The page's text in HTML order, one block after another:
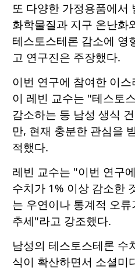
또 다양한 가정용품에서
화학물질과 지구 온난화
테스토스테론 감소에 영
고 연구진은 주장했다.
이번 연구에 참여한 이
이 레빈 교수는 "테스토
감소하는 등 남성 생식
만, 현재 충분한 관심을
적했다.
레빈 교수는 "이번 연구
수치가 1% 이상 감소한
는 우연이나 통계적 오
추세"라고 강조했다.
남성의 테스토스테론 수
식이 확산하면서 소셜미